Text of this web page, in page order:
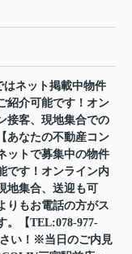
ネット掲載中物件
紹介可能です！オン
接客、現地集合での
あなたの不動産コン
ットで募集中の物件
です！オンライン内
地集合、送迎も可
りもお電話の方がス
。【TEL:078-977-
い！※当日のご内見